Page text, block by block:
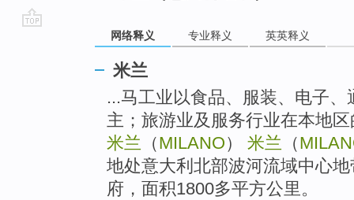
网络释义 专业释义 英英释义
米兰
...马工业以食品、服装、电子
主；旅游业及服务行业在本地
米兰 （MILANO） 米兰 （
地处意大利北部波河流域中心
府，面积1800多平方公里。